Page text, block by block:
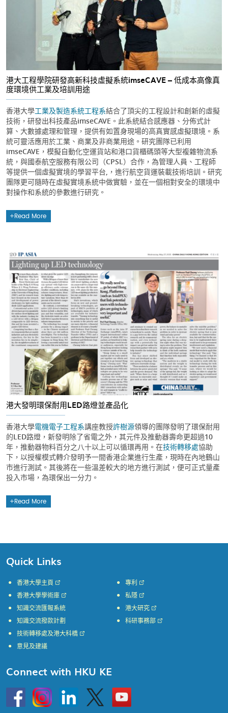
港大工程學院研發高新科技虛擬系統imseCAVE – 低成本高像真
度環境供工業及培訓用途
香港大學工業及製造系統工程系結合了頂尖的工程設計和創新的虛擬
技術，研發出科技產品imseCAVE。此系統結合感應器、分佈式計
算、大數據處理和管理，提供有如置身現場的高真實感虛擬環境。系
統可靈活應用於工業、商業及非商業用途。研究團隊已利用
imseCAVE，模擬自動化空運貨站和港口貨櫃碼頭等大型複雜物流系
統，與國泰航空服務有限公司（CPSL）合作，為管理人員、工程師
等提供一個虛擬實境的學習平台,，進行航空貨運裝載技術培訓。研究
團隊更可隨時在虛擬實境系統中做實驗，並在一個相對安全的環境中
對操作和系統的參數進行研究。
Read More
港大發明環保耐用LED路燈並產品化
香港大學電機電子工程系講座教授許樹源領導的團隊發明了環保耐用
的LED路燈，新發明除了省電之外，其元件及推動器壽命更超過10
年，推動器物料百分之八十以上可以循環再用。在技術轉移處協助
下，以授權模式轉介發明予一間香港企業進行生產，現時在內地鶴山
市進行測試。其後將在一些溫差較大的地方進行測試，便可正式量產
投入市場，為環保出一分力。
Read More
Quick Links
香港大學主頁
香港大學學術庫
知識交流匯報系統
知識交流撥款計劃
專利
私隱
港大研究
科研事務部
技術轉移處及港大科橋
意見及建議
Connect with HKU KE
HKU
InstagramLinkedin Twitter
Go
to
HKU